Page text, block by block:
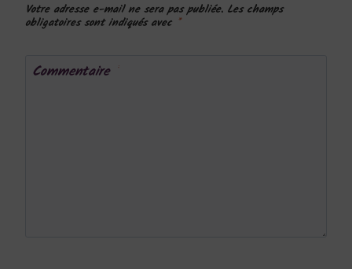
Votre adresse e-mail ne sera pas publiée. Les champs
obligatoires sont indiqués avec *
Commentaire *